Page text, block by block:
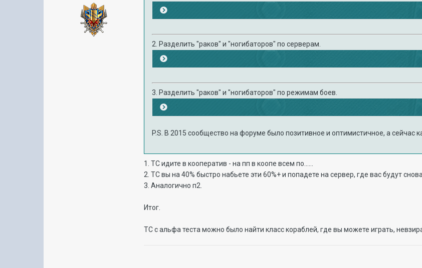
2. Разделить "раков" и "ногибаторов" по серверам.
3. Разделить "раков" и "ногибаторов" по режимам боев.
P.S. В 2015 сообщество на форуме было позитивное и оптимистичное, а сейчас
1. ТС идите в кооператив - на пп в коопе всем по......
2. ТС вы на 40% быстро набьете эти 60%+ и попадете на сервер, где вас будут
3. Аналогично п2.
Итог.
ТС с альфа теста можно было найти класс кораблей, где вы можете играть,